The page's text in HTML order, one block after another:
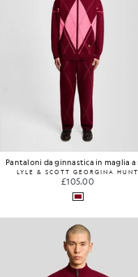
LYLE & SCOTT GEORGINA HUNT
£105.00